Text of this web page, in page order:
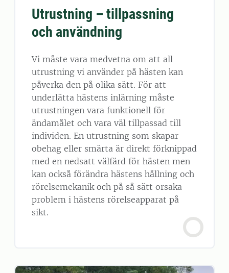
Utrustning – tillpassning
och användning
Vi måste vara medvetna om att all
utrustning vi använder på hästen kan
påverka den på olika sätt. För att
underlätta hästens inlärning måste
utrustningen vara funktionell för
ändamålet och vara väl tillpassad till
individen. En utrustning som skapar
obehag eller smärta är direkt förknippad
med en nedsatt välfärd för hästen men
kan också förändra hästens hållning och
rörelsemekanik och på så sätt orsaka
problem i hästens rörelseapparat på
sikt.